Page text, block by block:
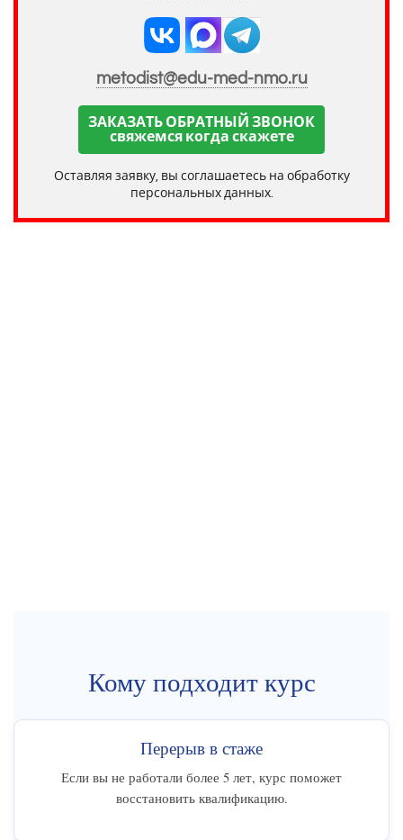
metodist@edu-med-nmo.ru
ЗАКАЗАТЬ ОБРАТНЫЙ ЗВОНОК
свяжемся когда скажете
Оставляя заявку, вы соглашаетесь на обработку
персональных данных.
Кому подходит курс
Перерыв в стаже
Если вы не работали более 5 лет, курс поможет
восстановить квалификацию.